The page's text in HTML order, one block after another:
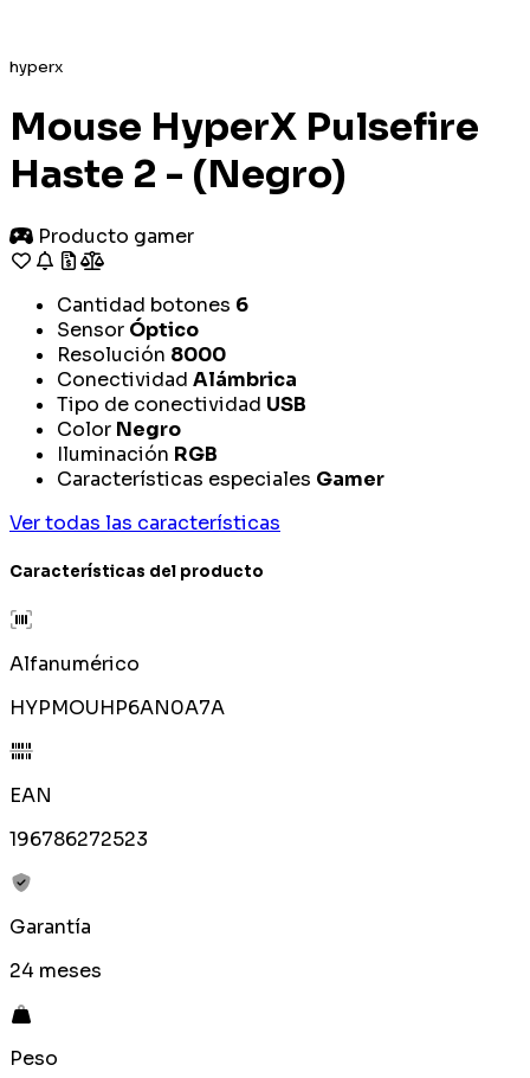
hyperx
Mouse HyperX Pulsefire
Haste 2 - (Negro)
Producto gamer
Cantidad botones 6
Sensor Óptico
Resolución 8000
Conectividad Alámbrica
Tipo de conectividad USB
Color Negro
Iluminación RGB
Características especiales Gamer
Ver todas las características
Características del producto
Alfanumérico
HYPMOUHP6AN0A7A
EAN
196786272523
Garantía
24 meses
Peso